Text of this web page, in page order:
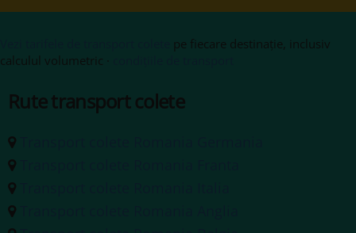
pe fiecare destinație, inclusiv
calculul volumetric ·
Rute transport colete